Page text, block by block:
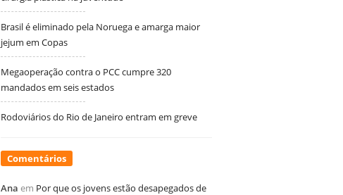
Brasil é eliminado pela Noruega e amarga maior
jejum em Copas
Megaoperação contra o PCC cumpre 320
mandados em seis estados
Rodoviários do Rio de Janeiro entram em greve
Comentários
Ana em Por que os jovens estão desapegados de